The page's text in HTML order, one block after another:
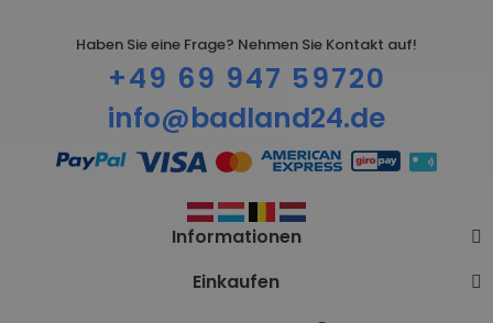
Haben Sie eine Frage? Nehmen Sie Kontakt auf!
+49 69 947 59720
info@badland24.de
Informationen
Einkaufen